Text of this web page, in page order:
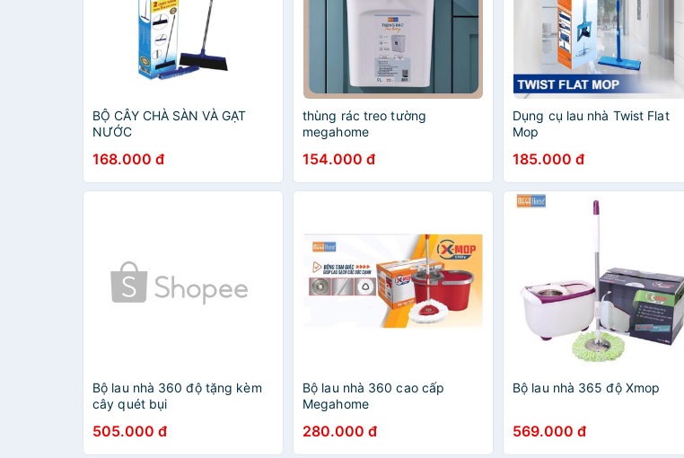
BỘ CÂY CHÀ SÀN VÀ GẠT
NƯỚC
168.000 đ
thùng rác treo tường
megahome
154.000 đ
Dụng cụ lau nhà Twist Flat
Mop
185.000 đ
Bộ lau nhà 360 độ tặng kèm
cây quét bụi
505.000 đ
Bộ lau nhà 360 cao cấp
Megahome
280.000 đ
Bộ lau nhà 365 độ Xmop
569.000 đ